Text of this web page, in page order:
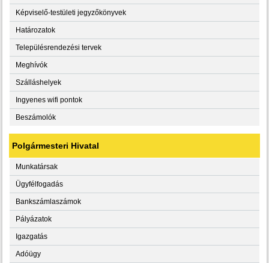
Képviselő-testületi jegyzőkönyvek
Határozatok
Településrendezési tervek
Meghívók
Szálláshelyek
Ingyenes wifi pontok
Beszámolók
Polgármesteri Hivatal
Munkatársak
Ügyfélfogadás
Bankszámlaszámok
Pályázatok
Igazgatás
Adóügy